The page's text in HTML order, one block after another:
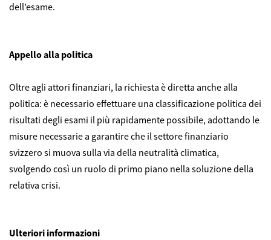
dell’esame.
Appello alla politica
Oltre agli attori finanziari, la richiesta è diretta anche alla
politica: è necessario effettuare una classificazione politica dei
risultati degli esami il più rapidamente possibile, adottando le
misure necessarie a garantire che il settore finanziario
svizzero si muova sulla via della neutralità climatica,
svolgendo così un ruolo di primo piano nella soluzione della
relativa crisi.
Ulteriori informazioni